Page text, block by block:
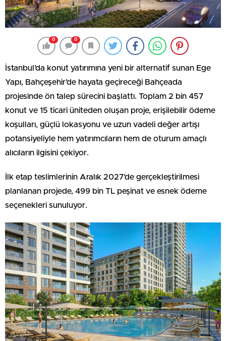
0 0
İstanbul’da konut yatırımına yeni bir alternatif sunan Ege
Yapı, Bahçeşehir’de hayata geçireceği Bahçeada
projesinde ön talep sürecini başlattı. Toplam 2 bin 457
konut ve 15 ticari üniteden oluşan proje, erişilebilir ödeme
koşulları, güçlü lokasyonu ve uzun vadeli değer artışı
potansiyeliyle hem yatırımcıların hem de oturum amaçlı
alıcıların ilgisini çekiyor.
İlk etap teslimlerinin Aralık 2027’de gerçekleştirilmesi
planlanan projede, 499 bin TL peşinat ve esnek ödeme
seçenekleri sunuluyor.